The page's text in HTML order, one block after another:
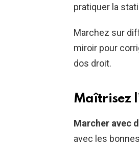
pratiquer la
Marchez sur
miroir pour
dos droit.
Maîtrisez
Marcher avec
avec les